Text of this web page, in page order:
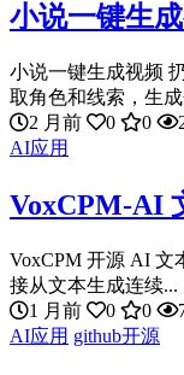
小说一键生
小说一键生成视频
取角色和线索，生
2 月前
0 0
AI应用
VoxCPM-AI
VoxCPM 开源 AI 文
接从文本生成连续...
1 月前
0 0
AI应用 github开源